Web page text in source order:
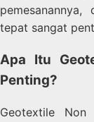
tepat sangat
Apa Itu
Penting?
Geotextile